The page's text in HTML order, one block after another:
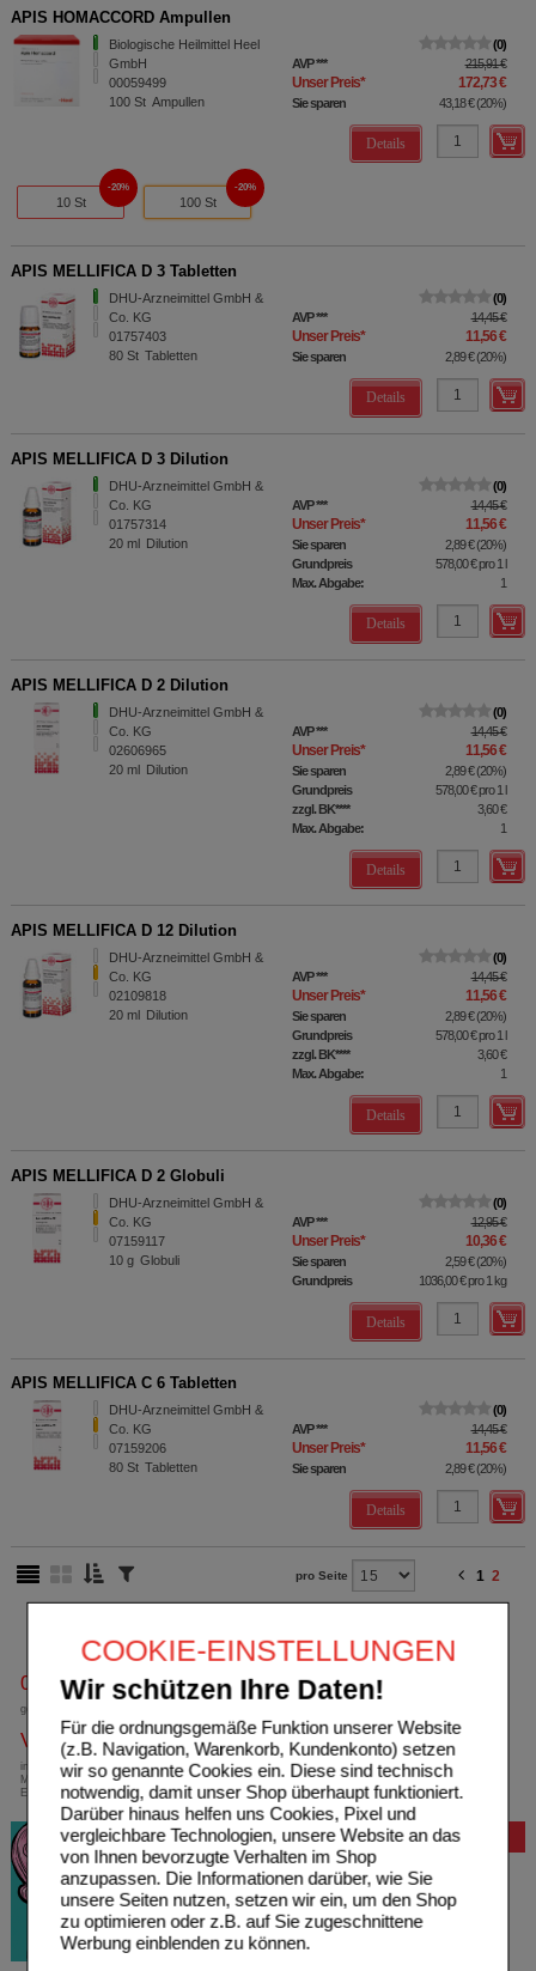
COOKIE-EINSTELLUNGEN
Wir schützen Ihre Daten!
Für die ordnungsgemäße Funktion unserer Website
(z.B. Navigation, Warenkorb, Kundenkonto) setzen
wir so genannte Cookies ein. Diese sind technisch
notwendig, damit unser Shop überhaupt funktioniert.
Darüber hinaus helfen uns Cookies, Pixel und
vergleichbare Technologien, unsere Website an das
von Ihnen bevorzugte Verhalten im Shop
anzupassen. Die Informationen darüber, wie Sie
unsere Seiten nutzen, setzen wir ein, um den Shop
zu optimieren oder z.B. auf Sie zugeschnittene
Werbung einblenden zu können.
APIS HOMACCORD Ampullen
Biologische Heilmittel Heel
GmbH
00059499
100 St Ampullen
0
AVP*** 215,91 €
Unser Preis* 172,73 €
Sie sparen 43,18 €(20%)
Details
10 St
20%
100 St
20%
APIS MELLIFICA D 3 Tabletten
DHU-Arzneimittel GmbH &
Co. KG
01757403
80 St Tabletten
0
AVP*** 14,45 €
Unser Preis* 11,56 €
Sie sparen 2,89 €(20%)
Details
APIS MELLIFICA D 3 Dilution
DHU-Arzneimittel GmbH &
Co. KG
01757314
20 ml Dilution
0
AVP*** 14,45 €
Unser Preis* 11,56 €
Sie sparen 2,89 €(20%)
Grundpreis
578,00 €pro 1 l
Max. Abgabe:
1
Details
APIS MELLIFICA D 2 Dilution
DHU-Arzneimittel GmbH &
Co. KG
02606965
20 ml Dilution
0
AVP*** 14,45 €
Unser Preis* 11,56 €
Sie sparen 2,89 €(20%)
Grundpreis
578,00 €pro 1 l
zzgl. BK****
3,60 €
Max. Abgabe:
1
Details
APIS MELLIFICA D 12 Dilution
DHU-Arzneimittel GmbH &
Co. KG
02109818
20 ml Dilution
0
AVP*** 14,45 €
Unser Preis* 11,56 €
Sie sparen 2,89 €(20%)
Grundpreis
578,00 €pro 1 l
zzgl. BK****
3,60 €
Max. Abgabe:
1
Details
APIS MELLIFICA D 2 Globuli
DHU-Arzneimittel GmbH &
Co. KG
07159117
10 g Globuli
0
AVP*** 12,95 €
Unser Preis* 10,36 €
Sie sparen 2,59 €(20%)
Grundpreis
1036,00 €pro 1 kg
Details
APIS MELLIFICA C 6 Tabletten
DHU-Arzneimittel GmbH &
Co. KG
07159206
80 St Tabletten
0
AVP*** 14,45 €
Unser Preis* 11,56 €
Sie sparen 2,89 €(20%)
Details
pro Seite 1 2
0800-10 11 422
gebührenfreie Rufnummer
Versandkostenfrei
innerhalb Deutschlands bei einem
Mindestbestellwert von 13,99 Euro oder bei
Einsendung eines Kassenrezeptes
Bewertung